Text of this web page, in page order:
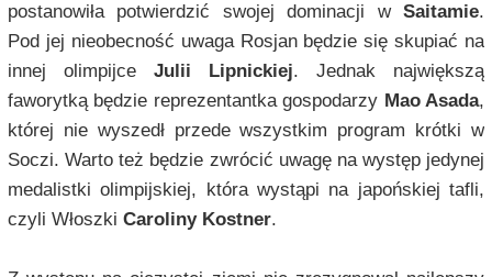
postanowiła potwierdzić swojej dominacji wSaitamie.
Pod jej nieobecność uwaga Rosjan będzie się skupiać na
innej olimpijce Julii Lipnickiej. Jednak największą
faworytką będzie reprezentantka gospodarzy Mao Asada,
której nie wyszedł przede wszystkim program krótki w
Soczi. Warto też będzie zwrócić uwagę na występ jedynej
medalistki olimpijskiej, która wystąpi na japońskiej tafli,
czyli Włoszki Caroliny Kostner.